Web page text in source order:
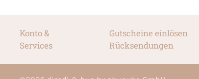
Konto &
Services
Gutscheine einlösen
Rücksendungen